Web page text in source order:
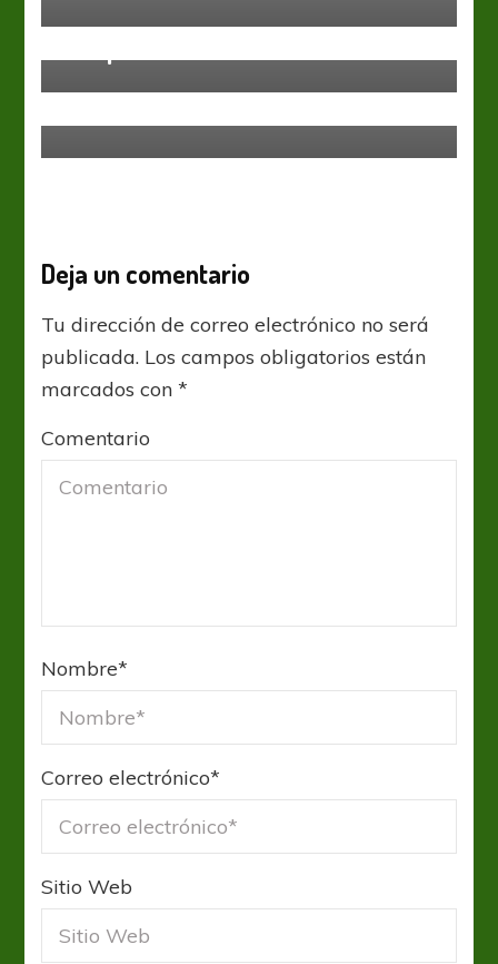
Deja un comentario
Tu dirección de correo electrónico no será
publicada. Los campos obligatorios están
marcados con*
Comentario
Nombre*
Correo electrónico*
Sitio Web